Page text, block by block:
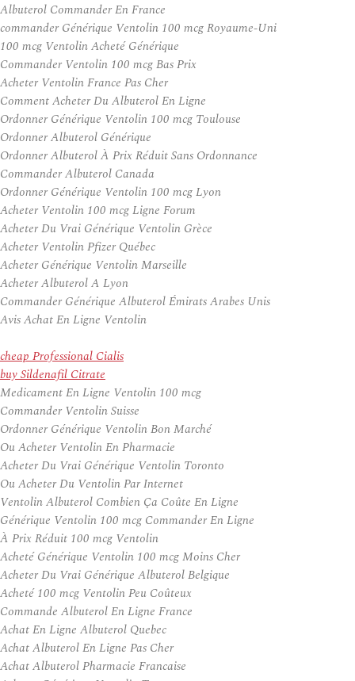
Albuterol Commander En France
commander Générique Ventolin 100 mcg Royaume-Uni
100 mcg Ventolin Acheté Générique
Commander Ventolin 100 mcg Bas Prix
Acheter Ventolin France Pas Cher
Comment Acheter Du Albuterol En Ligne
Ordonner Générique Ventolin 100 mcg Toulouse
Ordonner Albuterol Générique
Ordonner Albuterol À Prix Réduit Sans Ordonnance
Commander Albuterol Canada
Ordonner Générique Ventolin 100 mcg Lyon
Acheter Ventolin 100 mcg Ligne Forum
Acheter Du Vrai Générique Ventolin Grèce
Acheter Ventolin Pfizer Québec
Acheter Générique Ventolin Marseille
Acheter Albuterol A Lyon
Commander Générique Albuterol Émirats Arabes Unis
Avis Achat En Ligne Ventolin
cheap Professional Cialis
buy Sildenafil Citrate
Medicament En Ligne Ventolin 100 mcg
Commander Ventolin Suisse
Ordonner Générique Ventolin Bon Marché
Ou Acheter Ventolin En Pharmacie
Acheter Du Vrai Générique Ventolin Toronto
Ou Acheter Du Ventolin Par Internet
Ventolin Albuterol Combien Ça Coûte En Ligne
Générique Ventolin 100 mcg Commander En Ligne
À Prix Réduit 100 mcg Ventolin
Acheté Générique Ventolin 100 mcg Moins Cher
Acheter Du Vrai Générique Albuterol Belgique
Acheté 100 mcg Ventolin Peu Coûteux
Commande Albuterol En Ligne France
Achat En Ligne Albuterol Quebec
Achat Albuterol En Ligne Pas Cher
Achat Albuterol Pharmacie Francaise